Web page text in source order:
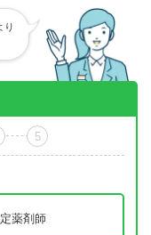
り
5
薬剤師